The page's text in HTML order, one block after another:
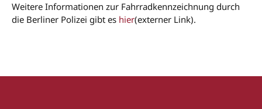
Weitere Informationen zur Fahrradkennzeichnung durch
die Berliner Polizei gibt es hier(externer Link).